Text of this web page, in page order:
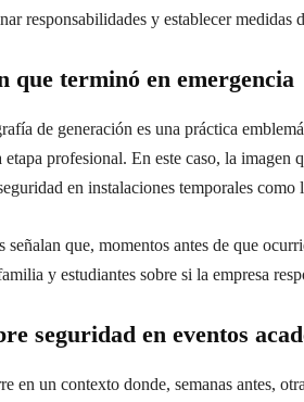
responsabilidades y establecer
que terminó en emergencia
de generación es una práctica
profesional. En este caso, la imagen
en instalaciones temporales como
señalan que, momentos antes de que
y estudiantes sobre si la empresa
seguridad en eventos
en un contexto donde, semanas antes,